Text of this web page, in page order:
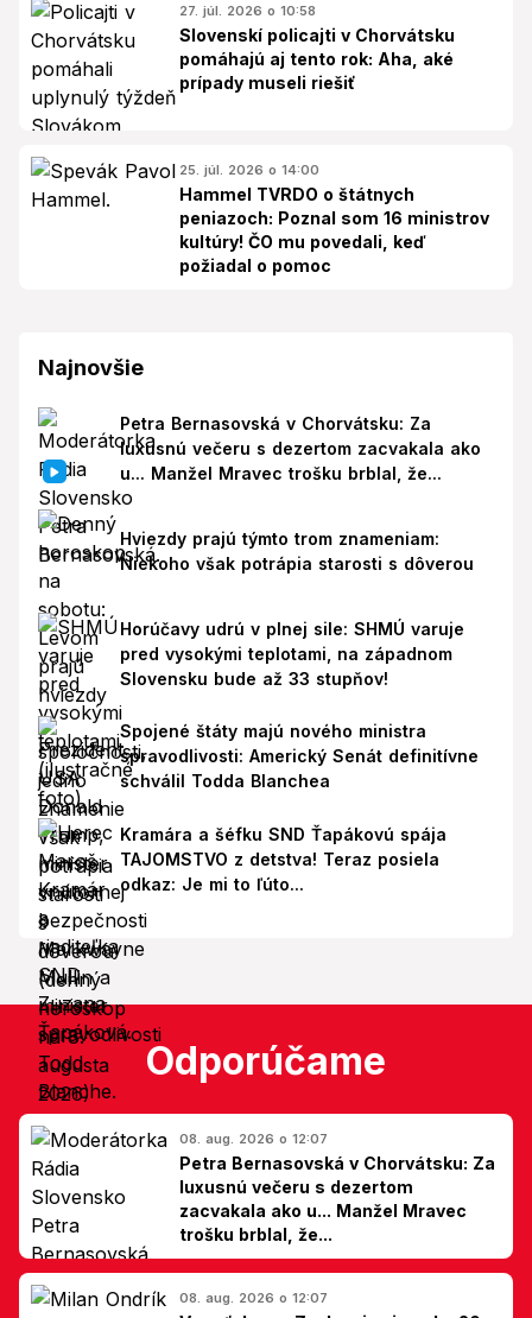
27. júl. 2026 o 10:58
Slovenskí policajti v Chorvátsku
pomáhajú aj tento rok: Aha, aké
prípady museli riešiť
25. júl. 2026 o 14:00
Hammel TVRDO o štátnych
peniazoch: Poznal som 16 ministrov
kultúry! ČO mu povedali, keď
požiadal o pomoc
Najnovšie
Petra Bernasovská v Chorvátsku: Za
luxusnú večeru s dezertom zacvakala ako
u... Manžel Mravec trošku brblal, že...
Hviezdy prajú týmto trom znameniam:
Niekoho však potrápia starosti s dôverou
Horúčavy udrú v plnej sile: SHMÚ varuje
pred vysokými teplotami, na západnom
Slovensku bude až 33 stupňov!
Spojené štáty majú nového ministra
spravodlivosti: Americký Senát definitívne
schválil Todda Blanchea
Kramára a šéfku SND Ťapákovú spája
TAJOMSTVO z detstva! Teraz posiela
odkaz: Je mi to ľúto...
Odporúčame
08. aug. 2026 o 12:07
Petra Bernasovská v Chorvátsku: Za
luxusnú večeru s dezertom
zacvakala ako u... Manžel Mravec
trošku brblal, že...
08. aug. 2026 o 12:07